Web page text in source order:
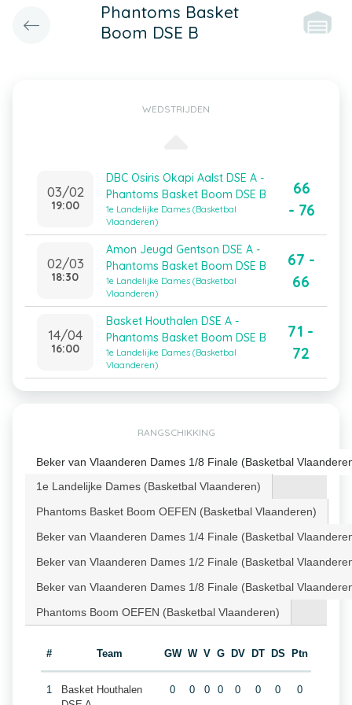
Phantoms Basket
Boom DSE B
WEDSTRIJDEN
03/02
19:00
DBC Osiris Okapi Aalst DSE A -
Phantoms Basket Boom DSE B
1e Landelijke Dames (Basketbal
Vlaanderen)
66
- 76
02/03
18:30
Amon Jeugd Gentson DSE A -
Phantoms Basket Boom DSE B
1e Landelijke Dames (Basketbal
Vlaanderen)
67 -
66
14/04
16:00
Basket Houthalen DSE A -
Phantoms Basket Boom DSE B
1e Landelijke Dames (Basketbal
Vlaanderen)
71 -
72
RANGSCHIKKING
Beker van Vlaanderen Dames 1/8 Finale (Basketbal
1e Landelijke Dames (Basketbal Vlaanderen)
Phantoms Basket Boom OEFEN (Basketbal Vlaanderen)
Beker van Vlaanderen Dames 1/4 Finale (Basketbal
Beker van Vlaanderen Dames 1/2 Finale (Basketbal
Beker van Vlaanderen Dames 1/8 Finale (Basketbal
Phantoms Boom OEFEN (Basketbal Vlaanderen)
# Team GW W V G DV DT DS Ptn
1
Basket Houthalen
0 0 0 0 0 0 0 0